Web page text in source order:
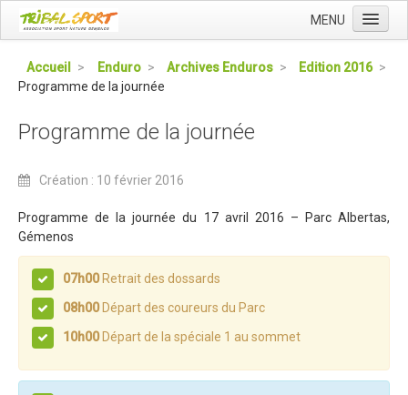
MENU
Qui sommes nous ?
L'Association Tribal
Le Team Tribal
La Newsletter Tribal
Consulter les archives
Dans la presse
Le Club VTT
Blog du Club
Accueil > Enduro > Archives Enduros > Edition 2016 >
Programme de la journée
Programme de la journée
Création : 10 février 2016
Programme de la journée du 17 avril 2016 – Parc Albertas,
Gémenos
07h00Retrait des dossards
08h00Départ des coureurs du Parc
10h00Départ de la spéciale 1 au sommet